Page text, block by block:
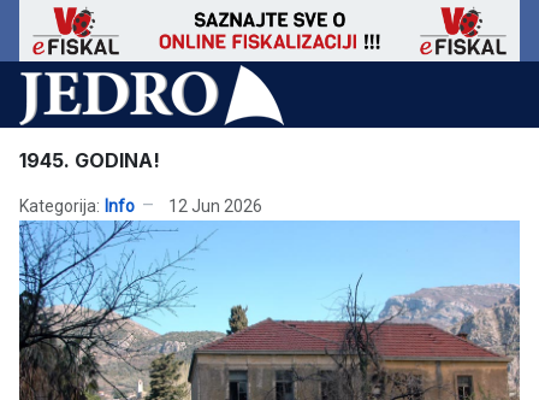
1945. GODINA!
Kategorija: Info 12 Jun 2026